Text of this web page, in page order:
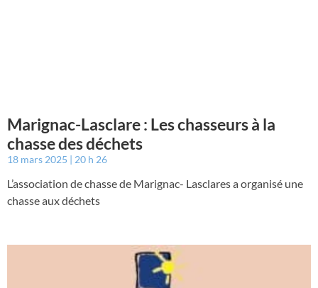
Marignac-Lasclare : Les chasseurs à la
chasse des déchets
18 mars 2025 20 h 26
L’association de chasse de Marignac- Lasclares a organisé une
chasse aux déchets